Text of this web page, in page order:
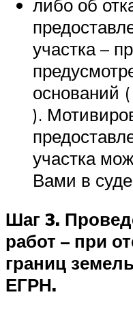
либо об
участка –
оснований (
).
участка
Вами в
Шаг 3.
работ – при
границ
ЕГРН.